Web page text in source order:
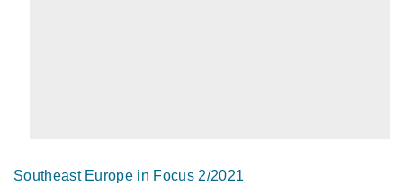
Southeast Europe in Focus 2/2021